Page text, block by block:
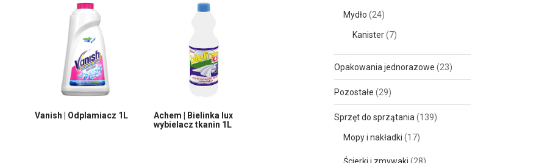
Vanish | Odplamiacz 1L
Achem | Bielinka lux
wybielacz tkanin 1L
Mydło (24)
Kanister(7)
Opakowania jednorazowe (23)
Pozostałe (29)
Sprzęt do sprzątania (139)
Mopy i nakładki (17)